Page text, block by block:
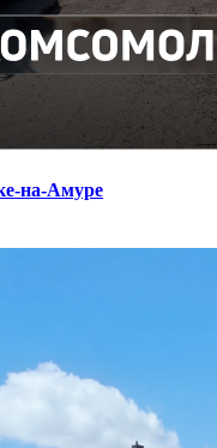
на-Амуре